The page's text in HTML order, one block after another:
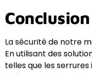
Conclusion
La sécurité de notre
En utilisant des
telles que les